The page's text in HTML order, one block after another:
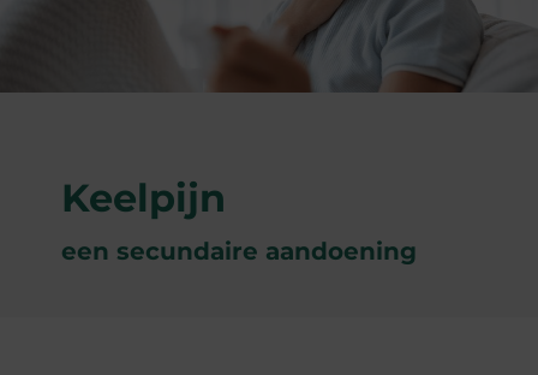
Keelpijn
een secundaire aandoening